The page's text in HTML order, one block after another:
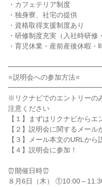
・カフェテリア制度
・独身寮、社宅の提供
・資格取得支援制度あり
・研修制度充実（入社時研修
・育児休業・産前産後休暇・
⭐説明会への参加方法⭐
※リクナビでのエントリーの
注意ください
【１】まずはリクナビからエ
【２】説明会に関するメール
【３】メール本文のURLから
【４】説明会に参加！
⏰開催日時⏰
８月6日（木） ①10:00～